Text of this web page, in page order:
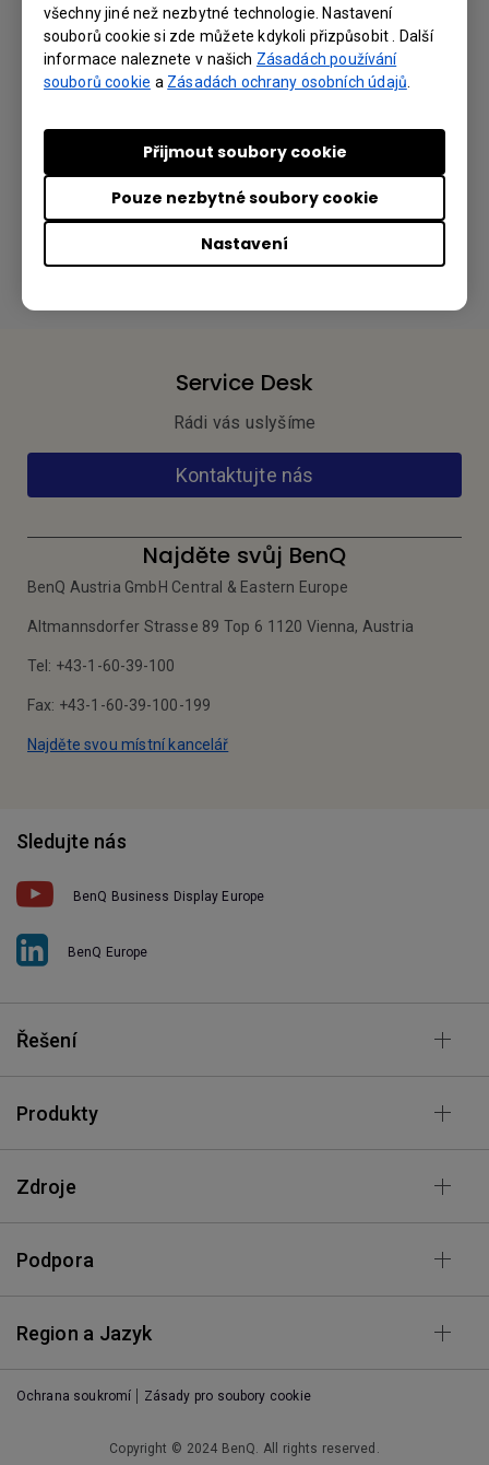
všechny jiné než nezbytné technologie. Nastavení
souborů cookie si zde můžete kdykoli přizpůsobit . Další
informace naleznete v našich Zásadách používání
souborů cookie a Zásadách ochrany osobních údajů
Nastavení
Pouze nezbytné soubory cookie
Přijmout soubory cookie
User Manual
Používáním kteréhokoli z výše uvedených programů souhlasíte s
Service Desk
Rádi vás uslyšíme
Kontaktujte nás
Najděte svůj BenQ
BenQ Austria GmbH Central & Eastern Europe
Altmannsdorfer Strasse 89 Top 6 1120 Vienna, Austria
Tel: +43-1-60-39-100
Fax: +43-1-60-39-100-199
Najděte svou místní kancelář
Sledujte nás
BenQ Business Display Europe
BenQ Europe
Řešení
Produkty
Zdroje
Podpora
Region a Jazyk
Ochrana soukromí Zásady pro soubory cookie
Copyright © 2024 BenQ. All rights reserved.